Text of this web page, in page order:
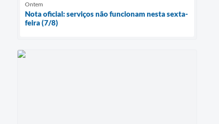
Ontem
Nota oficial: serviços não funcionam nesta sexta-
feira (7/8)